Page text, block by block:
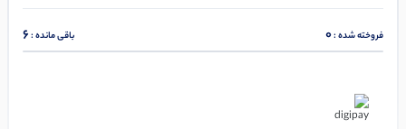
فروخته شده :0 باقی مانده :6